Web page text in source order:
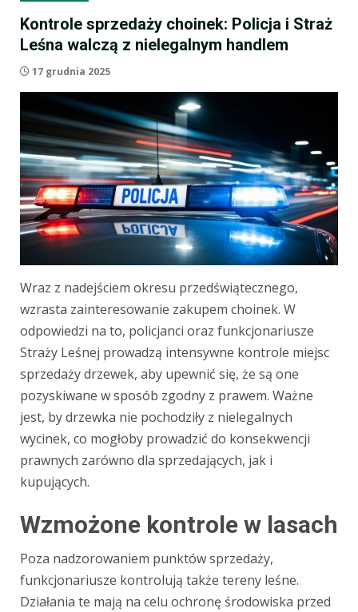
Kontrole sprzedaży choinek: Policja i Straż
Leśna walczą z nielegalnym handlem
17 grudnia 2025
Wraz z nadejściem okresu przedświątecznego,
wzrasta zainteresowanie zakupem choinek. W
odpowiedzi na to, policjanci oraz funkcjonariusze
Straży Leśnej prowadzą intensywne kontrole miejsc
sprzedaży drzewek, aby upewnić się, że są one
pozyskiwane w sposób zgodny z prawem. Ważne
jest, by drzewka nie pochodziły z nielegalnych
wycinek, co mogłoby prowadzić do konsekwencji
prawnych zarówno dla sprzedających, jak i
kupujących.
Wzmożone kontrole w lasach
Poza nadzorowaniem punktów sprzedaży,
funkcjonariusze kontrolują także tereny leśne.
Działania te mają na celu ochronę środowiska przed